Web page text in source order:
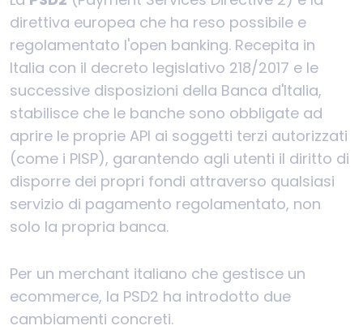
direttiva europea che ha reso possibile e
regolamentato l'open banking. Recepita in
Italia con il decreto legislativo 218/2017 e le
successive disposizioni della Banca d'Italia,
stabilisce che le banche sono obbligate ad
aprire le proprie API ai soggetti terzi autorizzati
(come i PISP), garantendo agli utenti il diritto di
disporre dei propri fondi attraverso qualsiasi
servizio di pagamento regolamentato, non
solo la propria banca.
Per un merchant italiano che gestisce un
ecommerce, la PSD2 ha introdotto due
cambiamenti concreti.